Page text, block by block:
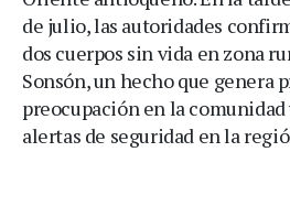
de julio, las autoridades
dos cuerpos sin vida en zona
Sonsón, un hecho que genera
preocupación en la
alertas de seguridad en la